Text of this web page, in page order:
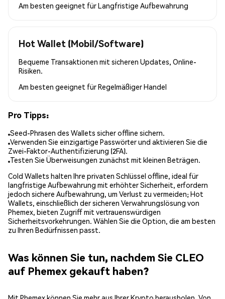
Am besten geeignet fürLangfristige Aufbewahrung
Hot Wallet (Mobil/Software)
Bequeme Transaktionen mit sicheren Updates, Online-
Risiken.
Am besten geeignet fürRegelmäßiger Handel
Pro Tipps:
Seed-Phrasen des Wallets sicher offline sichern.
Verwenden Sie einzigartige Passwörter und aktivieren Sie die
Zwei-Faktor-Authentifizierung (2FA).
Testen Sie Überweisungen zunächst mit kleinen Beträgen.
Cold Wallets halten Ihre privaten Schlüssel offline, ideal für
langfristige Aufbewahrung mit erhöhter Sicherheit, erfordern
jedoch sichere Aufbewahrung, um Verlust zu vermeiden; Hot
Wallets, einschließlich der sicheren Verwahrungslösung von
Phemex, bieten Zugriff mit vertrauenswürdigen
Sicherheitsvorkehrungen. Wählen Sie die Option, die am besten
zu Ihren Bedürfnissen passt.
Was können Sie tun, nachdem Sie CLEO
auf Phemex gekauft haben?